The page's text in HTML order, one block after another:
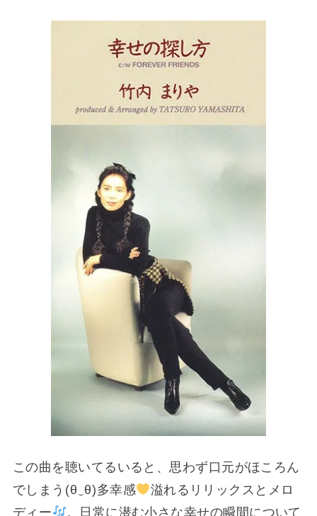
この曲を聴いてるいると、思わず口元がほころん
でしまう(⁠θ⁠‿⁠θ⁠)多幸感
溢れるリリックスとメロ
ディー
。日常に潜む小さな幸せの瞬間について